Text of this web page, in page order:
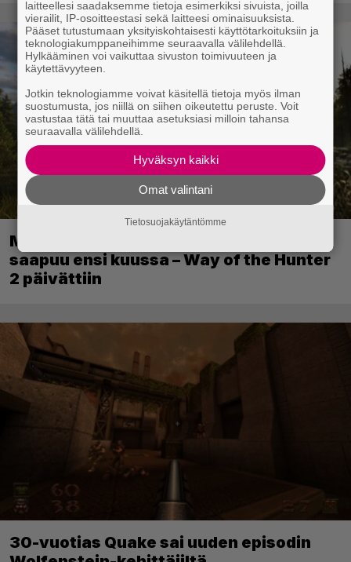
Metsästyssimulaattorin jatko-osa
saapuu ensi kuussa – Way of the Hunter
2 päivättiin
30-vuotias Quake sai uuden episodin
laitteellesi saadaksemme tietoja esimerkiksi sivuista, joilla
vierailit, IP-osoitteestasi sekä laitteesi ominaisuuksista.
Pääset tutustumaan yksityiskohtaisesti käyttötarkoituksiin ja
teknologiakumppaneihimme seuraavalla välilehdellä.
Hylkääminen voi vaikuttaa sivuston toimivuuteen ja
käytettävyyteen.
Jotkin teknologiamme voivat käsitellä tietoja myös ilman
suostumusta, jos niillä on siihen oikeutettu peruste. Voit
vastustaa tätä tai muuttaa asetuksiasi milloin tahansa
seuraavalla välilehdellä.
Hyväksyn kaikki
Omat valintani
Tietosuojakäytäntömme